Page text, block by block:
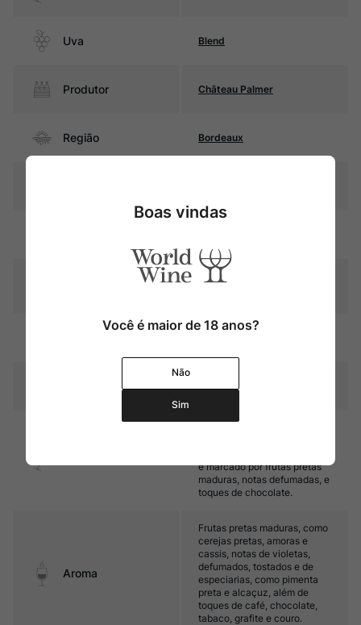
Uva Blend
Produtor Château Palmer
Região Bordeaux
Graduação Alcóoli
13,5%
18 a 20 meses em barricas de
Temperatura 16ºC – 18ºC
é marcado por frutas pretas
maduras, notas defumadas, e
toques de chocolate.
Aroma
Frutas pretas maduras, como
cerejas pretas, amoras e
cassis, notas de violetas,
defumados, tostados e de
especiarias, como pimenta
preta e alcaçuz, além de
toques de café, chocolate,
tabaco, grafite e couro.
Boas vindas
Você é maior de 18 anos?
Não
Sim